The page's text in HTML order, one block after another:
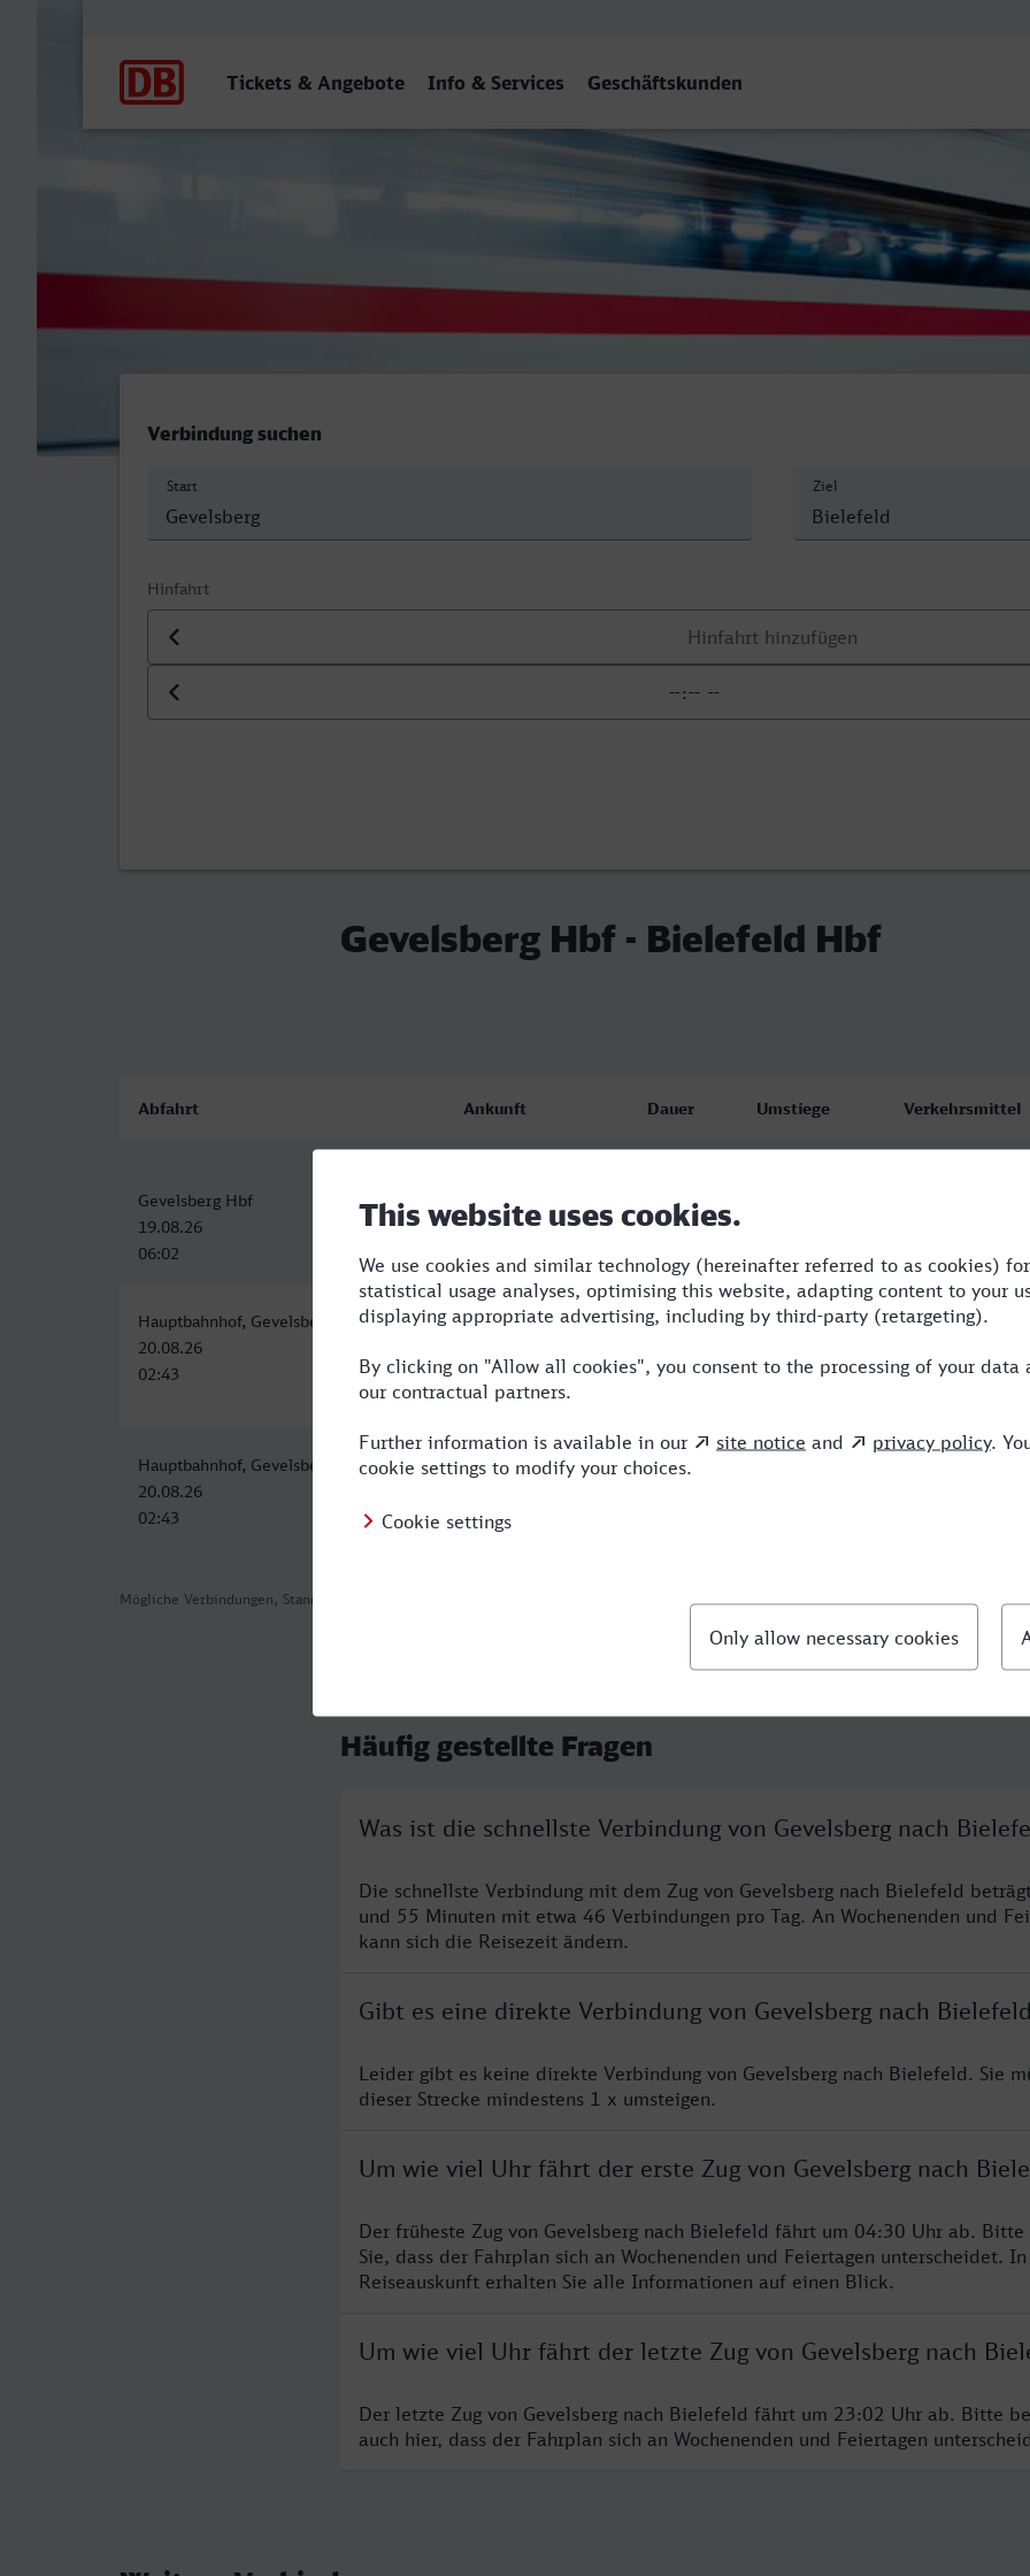
Tickets & Angebote Info & Services Geschäftskunden
Gevelsberg Hbf - Bielefeld Hbf
Verbindung suchen
Start Ziel
Hinfahrt
Datum der Hinfahrt
Uhrzeit der Hinfahrt
Gevelsberg Hbf - Bielefeld Hbf
Mögliche Verbindungen, Stand: 2026-08-05 05:22
Abfahrt Ankunft Dauer Umstiege Verkehrsmittel
Gevelsberg Hbf
19.08.26
06:02
Bielefeld Hbf
19.08.26
1:55
Hauptbahnhof, Gevelsberg
20.08.26
02:43
Bielefeld Hbf
06:57
4:14 2 BUS,ICE,NX
Hauptbahnhof, Gevelsberg
20.08.26
02:43
Bielefeld Hbf
06:57
4:14
Häufig gestellte Fragen
Was ist die schnellste Verbindung von Gevelsberg nach
Die schnellste Verbindung mit dem Zug von Gevelsberg nach Bielefeld
und 55 Minuten mit etwa 46 Verbindungen pro Tag. An Wochenenden und
kann sich die Reisezeit ändern.
Gibt es eine direkte Verbindung von Gevelsberg nach
Leider gibt es keine direkte Verbindung von Gevelsberg nach Bielefeld. Sie
dieser Strecke mindestens 1 x umsteigen.
Um wie viel Uhr fährt der erste Zug von Gevelsberg nach
Der früheste Zug von Gevelsberg nach Bielefeld fährt um 04:30 Uhr ab. Bitte
Sie, dass der Fahrplan sich an Wochenenden und Feiertagen unterscheidet.
Reiseauskunft erhalten Sie alle Informationen auf einen Blick.
Um wie viel Uhr fährt der letzte Zug von Gevelsberg nach
Der letzte Zug von Gevelsberg nach Bielefeld fährt um 23:02 Uhr ab. Bitte
auch hier, dass der Fahrplan sich an Wochenenden und Feiertagen